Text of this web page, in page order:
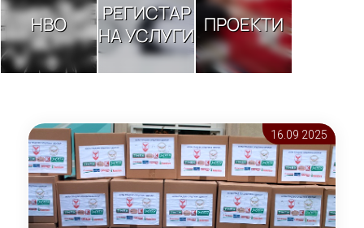
НВО
РЕГИСТАР
НА УСЛУГИ ПРОЕКТИ
16.09 2025